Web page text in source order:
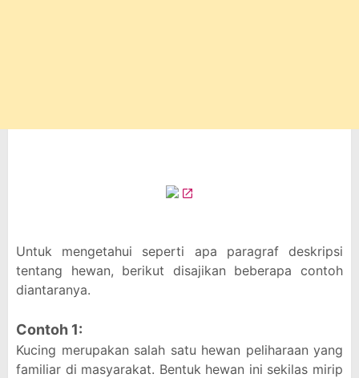
Untuk mengetahui seperti apa paragraf deskripsi
tentang hewan, berikut disajikan beberapa contoh
diantaranya.
Contoh 1:
Kucing merupakan salah satu hewan peliharaan yang
familiar di masyarakat. Bentuk hewan ini sekilas mirip